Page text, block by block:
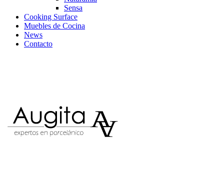
Sensa
Cooking Surface
Muebles de Cocina
News
Contacto